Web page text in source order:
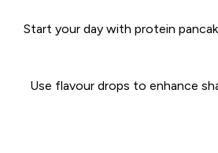
Start your day with protein
Use flavour drops to enhance